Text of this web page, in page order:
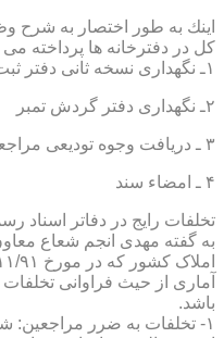
اینك به طور اختصار به شرح
كل در دفترخانه ها پرداخته
۱ـ نگهداری نسخه ثانی دفتر ثبت اسناد رسمی
۲ـ نگهداری دفتر گردش تمبر
۳ ـ دریافت وجوه تودیعی مراجعان
۴ ـ امضاء سند
تخلفات رایج در دفاتر اسناد
به گفته مهدی انجم شعاع
آماری از حیث فراوانی
باشد.
۱- تخلفات به ضرر مراجعین: